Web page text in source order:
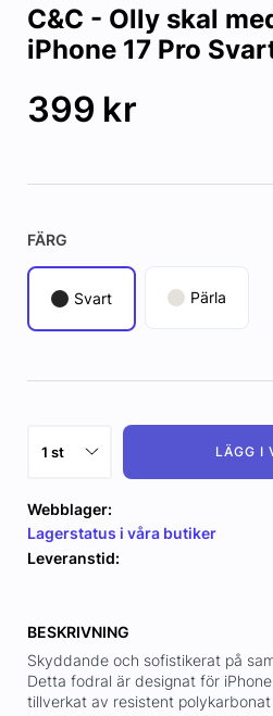
C&C - Olly skal
iPhone 17 Pro
399 kr
FÄRG
Svart Pärla
LÄGG I
Webblager:
Lagerstatus i våra butiker
Leveranstid:
BESKRIVNING
Skyddande och sofistikerat på
Detta fodral är designat för
tillverkat av resistent